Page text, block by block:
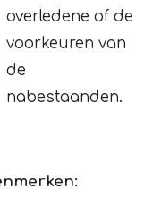
overledene of de
voorkeuren van
de
nabestaanden.